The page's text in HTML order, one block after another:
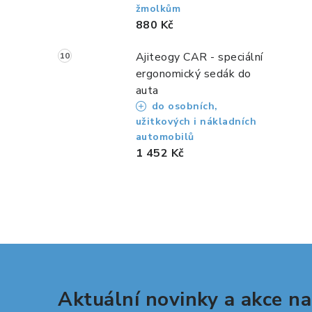
žmolkům
880 Kč
Ajiteogy CAR - speciální
ergonomický sedák do
auta
do osobních,
užitkových i nákladních
automobilů
1 452 Kč
Aktuální novinky a akce